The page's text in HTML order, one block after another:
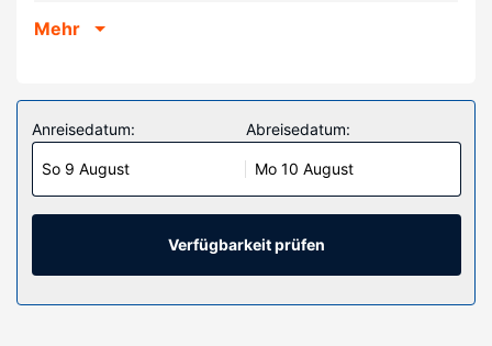
Hong Kong Disneyland® Resort entfernt.
Fühl dich in einem der 275 klimatisierten Zimmer mit
Kühlschrank und Minibar wie zu Hause. Ein WLAN-
Internetzugang (kostenlos) ist ebenso verfügbar wie
Satellitenempfang. Die Badezimmer bieten Duschen und
Haartrockner. Zur Austattung gehören Telefone ebenso
wie Safes und Schreibtische.
Ausstattung der Anlage
Tourenplanung/beim Ticketerwerb und ein Bankettsaal
Mehr
Anreisedatum:
So 9 August
Abreisedatum:
Mo 10 August
Verfügbarkeit prüfen